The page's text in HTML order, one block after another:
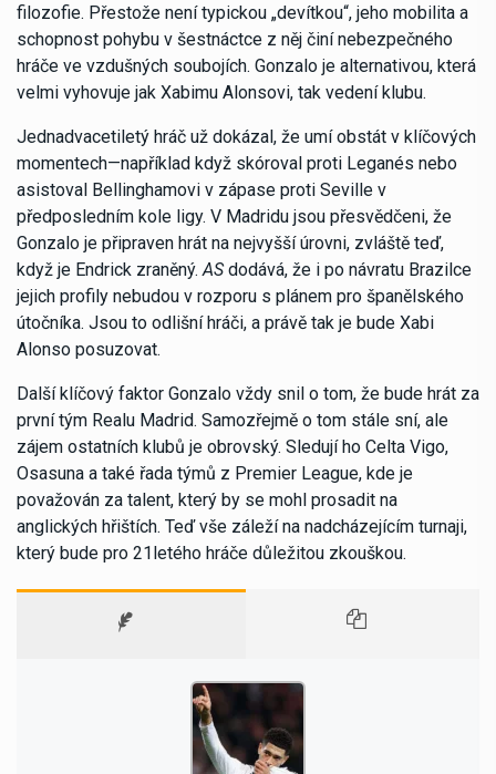
filozofie. Přestože není typickou „devítkou“, jeho mobilita a
schopnost pohybu v šestnáctce z něj činí nebezpečného
hráče ve vzdušných soubojích. Gonzalo je alternativou, která
velmi vyhovuje jak Xabimu Alonsovi, tak vedení klubu.
Jednadvacetiletý hráč už dokázal, že umí obstát v klíčových
momentech—například když skóroval proti Leganés nebo
asistoval Bellinghamovi v zápase proti Seville v
předposledním kole ligy. V Madridu jsou přesvědčeni, že
Gonzalo je připraven hrát na nejvyšší úrovni, zvláště teď,
když je Endrick zraněný. ASdodává, že i po návratu Brazilce
jejich profily nebudou v rozporu s plánem pro španělského
útočníka. Jsou to odlišní hráči, a právě tak je bude Xabi
Alonso posuzovat.
Další klíčový faktor Gonzalo vždy snil o tom, že bude hrát za
první tým Realu Madrid. Samozřejmě o tom stále sní, ale
zájem ostatních klubů je obrovský. Sledují ho Celta Vigo,
Osasuna a také řada týmů z Premier League, kde je
považován za talent, který by se mohl prosadit na
anglických hřištích. Teď vše záleží na nadcházejícím turnaji,
který bude pro 21letého hráče důležitou zkouškou.